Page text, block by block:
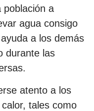
población a
agua consigo
a los demás
durante las
atento a los
tales como